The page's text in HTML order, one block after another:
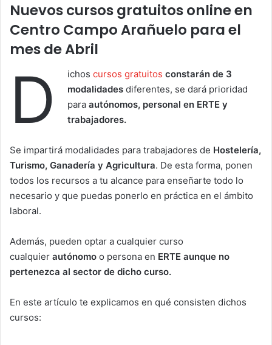
Nuevos cursos gratuitos online en
Centro Campo Arañuelo para el
mes de Abril
D ichos cursos gratuitos constarán de 3
modalidades diferentes, se dará prioridad
para autónomos, personal en ERTE y
trabajadores.
Se impartirá modalidades para trabajadores de Hostelería,
Turismo, Ganadería y Agricultura. De esta forma, ponen
todos los recursos a tu alcance para enseñarte todo lo
necesario y que puedas ponerlo en práctica en el ámbito
laboral.
Además, pueden optar a cualquier curso
cualquier autónomo o persona en ERTE aunque no
pertenezca al sector de dicho curso.
En este artículo te explicamos en qué consisten dichos
cursos: